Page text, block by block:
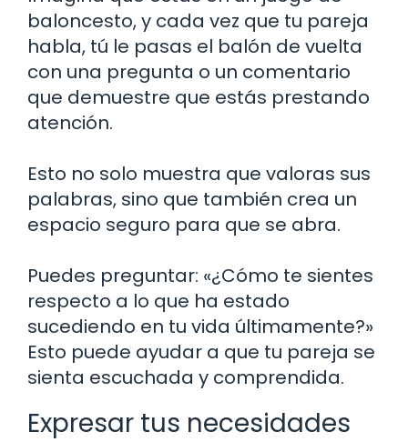
baloncesto, y cada vez que tu pareja
habla, tú le pasas el balón de vuelta
con una pregunta o un comentario
que demuestre que estás prestando
atención.
Esto no solo muestra que valoras sus
palabras, sino que también crea un
espacio seguro para que se abra.
Puedes preguntar: «¿Cómo te sientes
respecto a lo que ha estado
sucediendo en tu vida últimamente?»
Esto puede ayudar a que tu pareja se
sienta escuchada y comprendida.
Expresar tus necesidades